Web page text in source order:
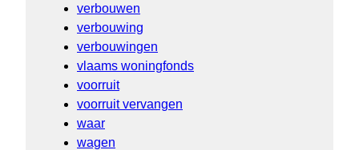
verbouwen
verbouwing
verbouwingen
vlaams woningfonds
voorruit
voorruit vervangen
waar
wagen